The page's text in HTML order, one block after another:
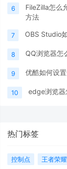
6
FileZilla怎么
方法
7 OBS Studio
8 QQ浏览器怎
9 优酷如何设
10 edge浏览
热门标签
控制点 王者荣耀